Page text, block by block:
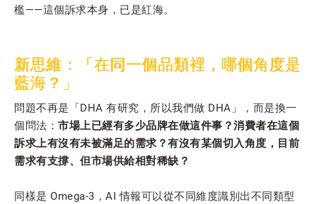
檻——這個訴求本身，已是紅海。
新思維：「在同一個品類裡，哪個角度是
藍海？」
問題不再是「DHA 有研究，所以我們做 DHA」，而是換一
個問法： 市場上已經有多少品牌在做這件事？消費者在這個
訴求上有沒有未被滿足的需求？有沒有某個切入角度，目前
需求有支撐、但市場供給相對稀缺？
同樣是 Omega-3，AI 情報可以從不同維度識別出不同類型